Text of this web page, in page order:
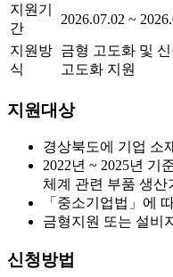
지원기
간
2026.07.02 ~
지원방
식
금형 고도화 및
고도화 지원
지원대상
경상북도에 기업 소
2022년 ~ 2025년 기
체계 관련 부품 생산
「중소기업법」에
금형지원 또는 설비
신청방법